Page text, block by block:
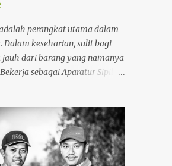
perangkat utama dalam
Dalam keseharian, sulit bagi
jauh dari barang yang namanya
sebagai Aparatur Sipil
saya sangat bergantung
Tak hanya itu, sebagai
memiliki hobby fotografi ,
saya gunakan untuk